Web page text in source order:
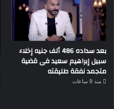
بعد سداده 486 ألف جنيه إخلاء
سبيل إبراهيم سعيد فى قضية
متجمد نفقة طليقته
منذ 9 ساعات